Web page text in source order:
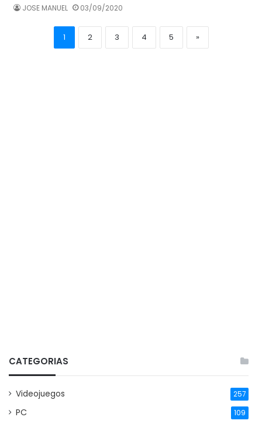
JOSE MANUEL 03/09/2020
1 2 3 4 5 »
CATEGORIAS
Videojuegos 257
PC 109